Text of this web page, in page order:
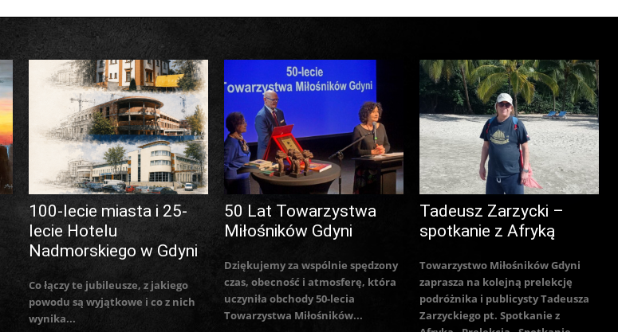
100-lecie miasta i 25-
lecie Hotelu
Nadmorskiego w Gdyni
Co łączy te jubileusze, z jakiego
powodu są wyjątkowe i co z nich
wynika...
50 Lat Towarzystwa
Miłośników Gdyni
Dziękujemy za wspólnie spędzony
czas, obecność i atmosferę, która
uczyniła obchody 50-lecia
Towarzystwa Miłośników...
Tadeusz Zarzycki –
spotkanie z Afryką
Towarzystwo Miłośników Gdyni
zaprasza na kolejną prelekcję
podróżnika i publicysty Tadeusza
Zarzyckiego pt. Spotkanie z